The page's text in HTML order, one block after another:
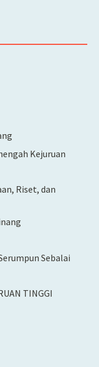
Kejuruan
Riset, dan
Sebalai
TINGGI